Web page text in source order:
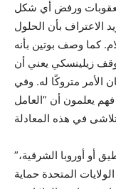
ورفض أي شكل
الاعتراف بأن الحلول
كما وصف بوتين بأنه
زيلينسكي يعني أن
الأمر متروكًا له. وفي
يعلمون أن ”العامل
”إذا سألنا أحدهم لماذا لا نحمي دول البلطيق أو أوروبا الشرقية،
المتحدة حماية